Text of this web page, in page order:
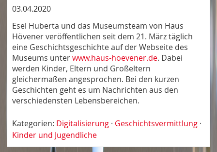
03.04.2020
Esel Huberta und das Museumsteam von Haus
Hövener veröffentlichen seit dem 21. März täglich
eine Geschichtsgeschichte auf der Webseite des
Museums unterwww.haus-hoevener.de. Dabei
werden Kinder, Eltern und Großeltern
gleichermaßen angesprochen. Bei den kurzen
Geschichten geht es um Nachrichten aus den
verschiedensten Lebensbereichen.
Kategorien: Digitalisierung · Geschichtsvermittlung ·
Kinder und Jugendliche